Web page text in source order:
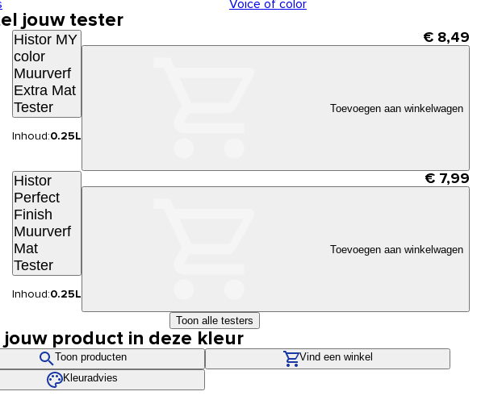
Voice of color
jouw tester
Histor MY
color
Muurverf
Extra Mat
Tester
Inhoud:0.25L
€ 8,49
Toevoegen aan winkelwagen
Histor
Perfect
Finish
Muurverf
Mat
Tester
Inhoud:0.25L
€ 7,99
Toevoegen aan winkelwagen
Toon alle testers
jouw product in deze kleur
Toon producten
Vind een winkel
Kleuradvies